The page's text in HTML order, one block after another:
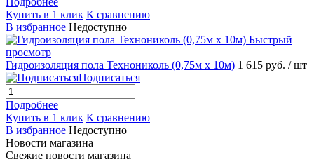
Купить в 1 клик К сравнению
В избранное Недоступно
Быстрый
просмотр
Гидроизоляция пола Технониколь (0,75м х 10м) 1 615 руб. / шт
Подписаться
Подробнее
Купить в 1 клик К сравнению
В избранное Недоступно
Новости магазина
Свежие новости магазина